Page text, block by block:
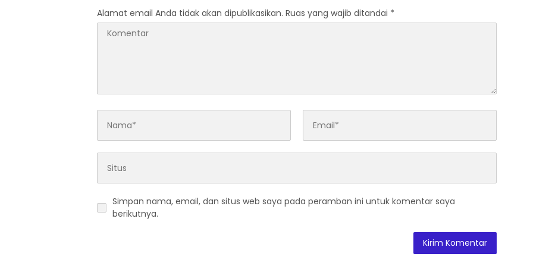
Alamat email Anda tidak akan dipublikasikan. Ruas yang wajib ditandai *
Simpan nama, email, dan situs web saya pada peramban ini untuk komentar saya
berikutnya.